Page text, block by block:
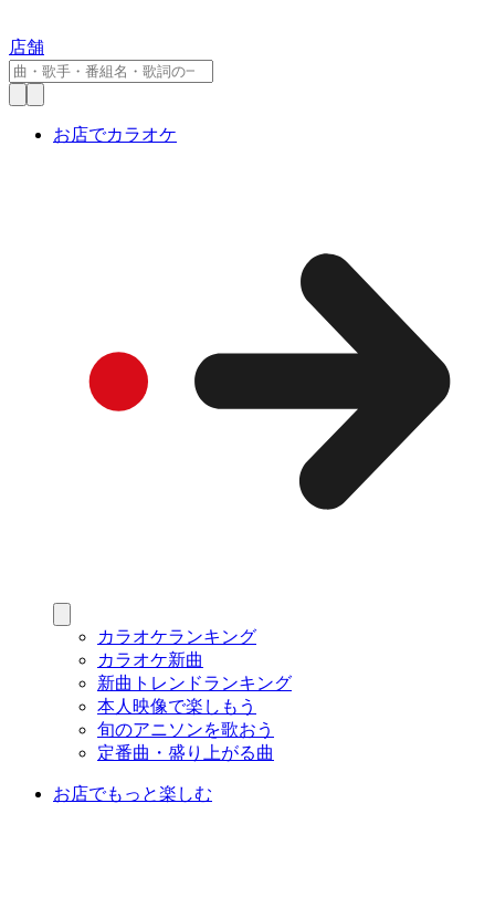
店舗
お店でカラオケ
カラオケランキング
カラオケ新曲
新曲トレンドランキング
本人映像で楽しもう
旬のアニソンを歌おう
定番曲・盛り上がる曲
お店でもっと楽しむ